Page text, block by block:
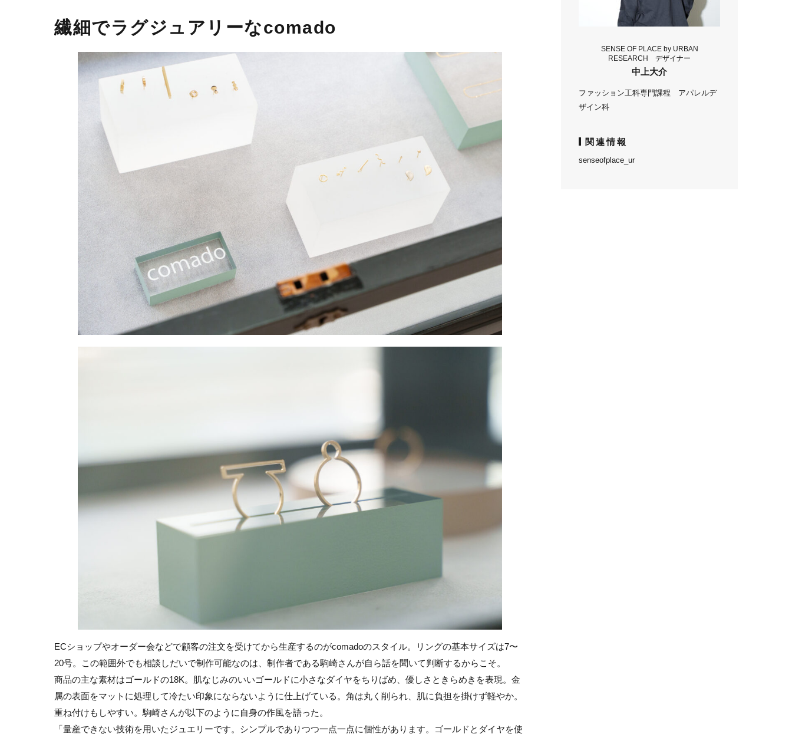
繊細でラグジュアリーなcomado
ECショップやオーダー会などで顧客の注文を受けてから生産するのがcomadoのスタイル。リングの基本サイズは7〜
20号。この範囲外でも相談しだいで制作可能なのは、制作者である駒崎さんが自ら話を聞いて判断するからこそ。
商品の主な素材はゴールドの18K。肌なじみのいいゴールドに小さなダイヤをちりばめ、優しさときらめきを表現。金
属の表面をマットに処理して冷たい印象にならないように仕上げている。角は丸く削られ、肌に負担を掛けず軽やか。
重ね付けもしやすい。駒崎さんが以下のように自身の作風を語った。
「量産できない技術を用いたジュエリーです。シンプルでありつつ一点一点に個性があります。ゴールドとダイヤを使
SENSE OF PLACE by URBAN
RESEARCH デザイナー
中上大介
ファッション工科専門課程 アパレルデ
ザイン科
関連情報
senseofplace_ur